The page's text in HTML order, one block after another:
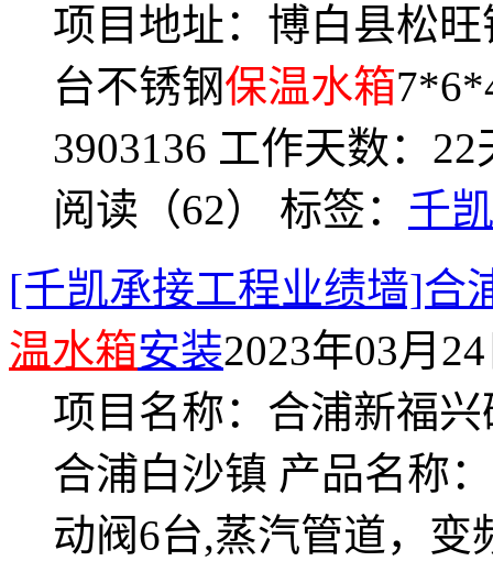
项目地址：博白县松
台不锈钢保温水箱
3903136 工作天数：
阅读（62） 标签： 千
[千凯承接工程业绩墙]合
温水箱安装2023年03月
项目名称：合浦新福
合浦白沙镇 产品名称
动阀6台,蒸汽管道，变